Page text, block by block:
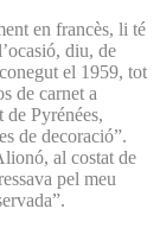
en francès, li té
diu, de
el 1959, tot
de carnet a
de Pyrénées,
de decoració”.
al costat de
pel meu